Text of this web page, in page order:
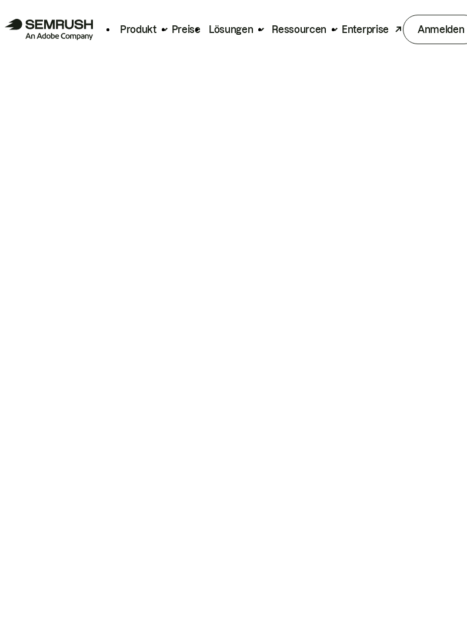
Produkt Preise Lösungen Ressourcen Enterprise Anmelden